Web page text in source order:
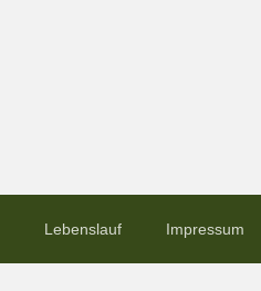
Lebenslauf Impressum